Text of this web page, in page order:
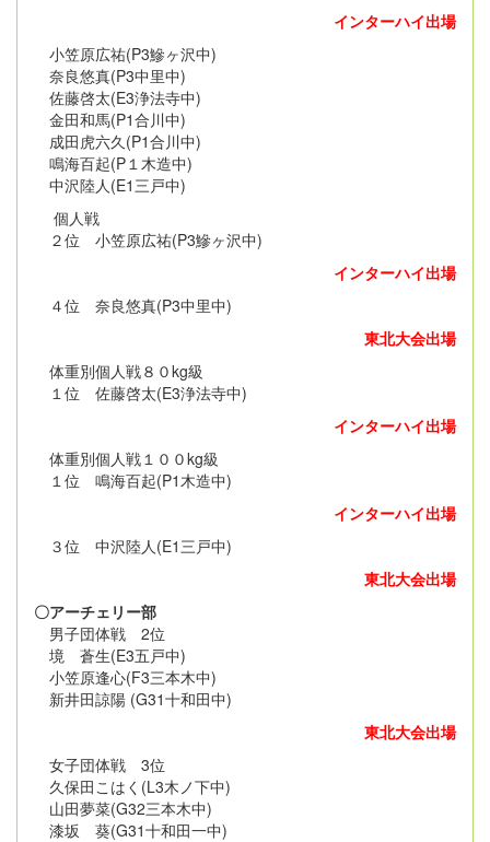
インターハイ出場
小笠原広祐(P3鰺ヶ沢中)
奈良悠真(P3中里中)
佐藤啓太(E3浄法寺中)
金田和馬(P1合川中)
成田虎六久(P1合川中)
鳴海百起(P１木造中)
中沢陸人(E1三戸中)
個人戦
２位 小笠原広祐(P3鰺ヶ沢中)
インターハイ出場
４位 奈良悠真(P3中里中)
東北大会出場
体重別個人戦８０kg級
１位 佐藤啓太(E3浄法寺中)
インターハイ出場
体重別個人戦１００kg級
１位 鳴海百起(P1木造中)
インターハイ出場
３位 中沢陸人(E1三戸中)
東北大会出場
〇アーチェリー部
男子団体戦 2位
境 蒼生(E3五戸中)
小笠原逢心(F3三本木中)
新井田諒陽 (G31十和田中)
東北大会出場
女子団体戦 3位
久保田こはく(L3木ノ下中)
山田夢菜(G32三本木中)
漆坂 葵(G31十和田一中)